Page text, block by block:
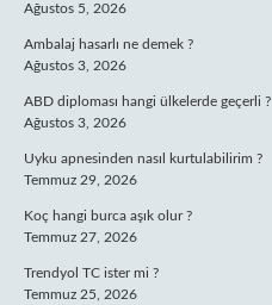
Ağustos 5, 2026
Ambalaj hasarlı ne demek ?
Ağustos 3, 2026
ABD diploması hangi ülkelerde geçerli ?
Ağustos 3, 2026
Uyku apnesinden nasıl kurtulabilirim ?
Temmuz 29, 2026
Koç hangi burca aşık olur ?
Temmuz 27, 2026
Trendyol TC ister mi ?
Temmuz 25, 2026